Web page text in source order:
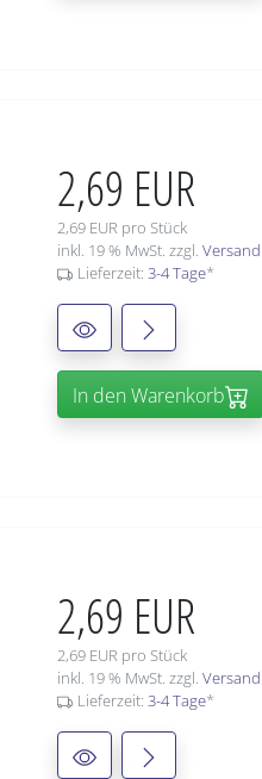
2,69 EUR
2,69 EUR pro Stück
inkl. 19 % MwSt. zzgl.
Lieferzeit: 3-4 Tage*
In den Warenkorb
2,69 EUR
2,69 EUR pro Stück
inkl. 19 % MwSt. zzgl.
Lieferzeit: 3-4 Tage*